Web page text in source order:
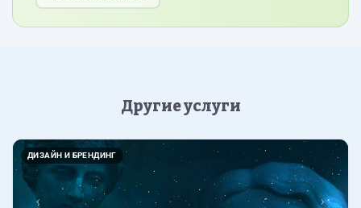
Другие услуги
ДИЗАЙН И БРЕНДИНГ
Назад